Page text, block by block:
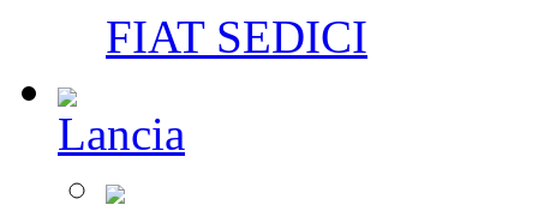
FIAT SEDICI
Lancia